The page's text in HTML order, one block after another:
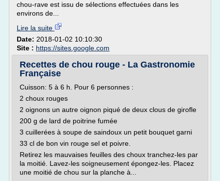
chou-rave est issu de sélections effectuées dans les
environs de...
Lire la suite
Date: 2018-01-02 10:10:30
Site : https://sites.google.com
Recettes de chou rouge - La Gastronomie
Française
Cuisson: 5 à 6 h. Pour 6 personnes :
2 choux rouges
2 oignons un autre oignon piqué de deux clous de girofle
200 g de lard de poitrine fumée
3 cuillerées à soupe de saindoux un petit bouquet garni
33 cl de bon vin rouge sel et poivre.
Retirez les mauvaises feuilles des choux tranchez-les par
la moitié. Lavez-les soigneusement épongez-les. Placez
une moitié de chou sur la planche à...